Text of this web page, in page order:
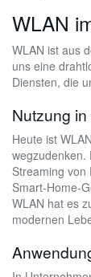
WLAN
WLAN ist aus
uns eine
Diensten, die
Nutzung
Heute ist
wegzudenken.
Streaming von
Smart-Home-
WLAN hat es
modernen